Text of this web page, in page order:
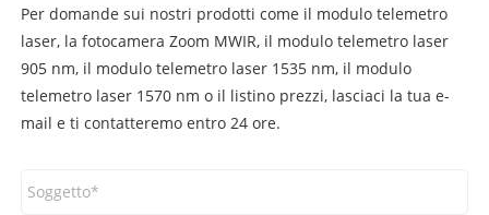
Per domande sui nostri prodotti come il modulo telemetro
laser, la fotocamera Zoom MWIR, il modulo telemetro laser
905 nm, il modulo telemetro laser 1535 nm, il modulo
telemetro laser 1570 nm o il listino prezzi, lasciaci la tua e-
mail e ti contatteremo entro 24 ore.